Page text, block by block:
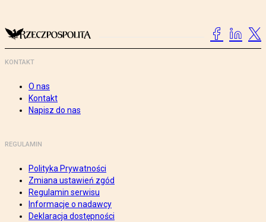
KONTAKT
O nas
Kontakt
Napisz do nas
REGULAMIN
Polityka Prywatności
Zmiana ustawień zgód
Regulamin serwisu
Informacje o nadawcy
Deklaracja dostępności